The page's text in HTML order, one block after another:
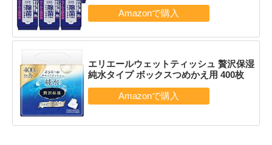
エリエールウェットティッシュ 贅沢保湿
純水タイプ ボックスつめかえ用 400枚